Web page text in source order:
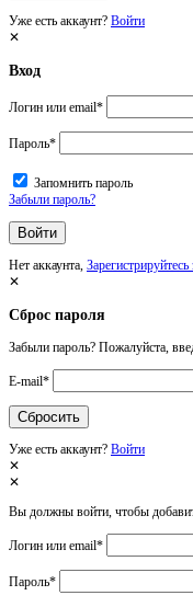
Уже есть аккаунт? Войти
Вход
Логин или email*
Пароль*
Запомнить пароль
Забыли пароль?
Нет аккаунта, Зарегистрируйтесь
Сброс пароля
Забыли пароль? Пожалуйста,
E-mail*
Уже есть аккаунт? Войти
Вы должны войти, чтобы
Логин или email*
Пароль*